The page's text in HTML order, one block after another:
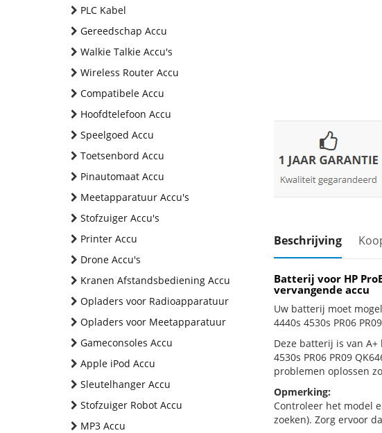
PLC Kabel
Gereedschap Accu
Walkie Talkie Accu's
Wireless Router Accu
Compatibele Accu
Hoofdtelefoon Accu
Speelgoed Accu
Toetsenbord Accu
Pinautomaat Accu
Meetapparatuur Accu's
Stofzuiger Accu's
Printer Accu
Drone Accu's
Kranen Afstandsbediening Accu
Opladers voor Radioapparatuur
Opladers voor Meetapparatuur
Gameconsoles Accu
Apple iPod Accu
Sleutelhanger Accu
Stofzuiger Robot Accu
MP3 Accu
Beschrijving
Batterij voor HP
vervangende accu
Uw batterij moet
4440s 4530s PR06
Deze batterij is van
4530s PR06 PR09
problemen oplossen
Opmerking:
Controleer het model
zoeken). Zorg ervoor